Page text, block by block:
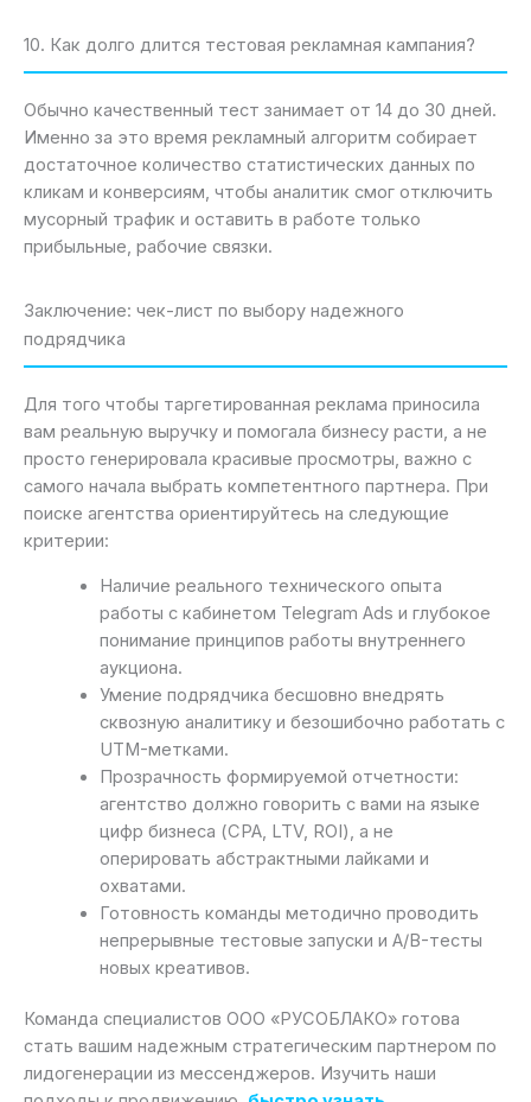
10. Как долго длится тестовая рекламная кампания?
Обычно качественный тест занимает от 14 до 30 дней.
Именно за это время рекламный алгоритм собирает
достаточное количество статистических данных по
кликам и конверсиям, чтобы аналитик смог отключить
мусорный трафик и оставить в работе только
прибыльные, рабочие связки.
Заключение: чек-лист по выбору надежного
подрядчика
Для того чтобы таргетированная реклама приносила
вам реальную выручку и помогала бизнесу расти, а не
просто генерировала красивые просмотры, важно с
самого начала выбрать компетентного партнера. При
поиске агентства ориентируйтесь на следующие
критерии:
Наличие реального технического опыта
работы с кабинетом Telegram Ads и глубокое
понимание принципов работы внутреннего
аукциона.
Умение подрядчика бесшовно внедрять
сквозную аналитику и безошибочно работать с
UTM-метками.
Прозрачность формируемой отчетности:
агентство должно говорить с вами на языке
цифр бизнеса (CPA, LTV, ROI), а не
оперировать абстрактными лайками и
охватами.
Готовность команды методично проводить
непрерывные тестовые запуски и A/B-тесты
новых креативов.
Команда специалистов ООО «РУСОБЛАКО» готова
стать вашим надежным стратегическим партнером по
лидогенерации из мессенджеров. Изучить наши